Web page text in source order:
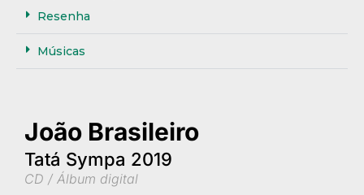
Resenha
Músicas
João Brasileiro
Tatá Sympa 2019
CD / Álbum digital